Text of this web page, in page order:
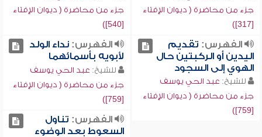
جزء من محاضرة ( ديوان الإفتاء
[317])
جزء من محاضرة ( ديوان الإفتاء
[540])
الفهرس: تقديم
اليدين أو الركبتين حال
الهوي إلى السجود
للشيخ: عبد الحي يوسف
جزء من محاضرة ( ديوان الإفتاء
[759])
الفهرس:نداء الولد
لأبويه بأسمائهما
للشيخ: عبد الحي يوسف
جزء من محاضرة ( ديوان الإفتاء
[759])
الفهرس: تناول
السعوط بعد الوضوء